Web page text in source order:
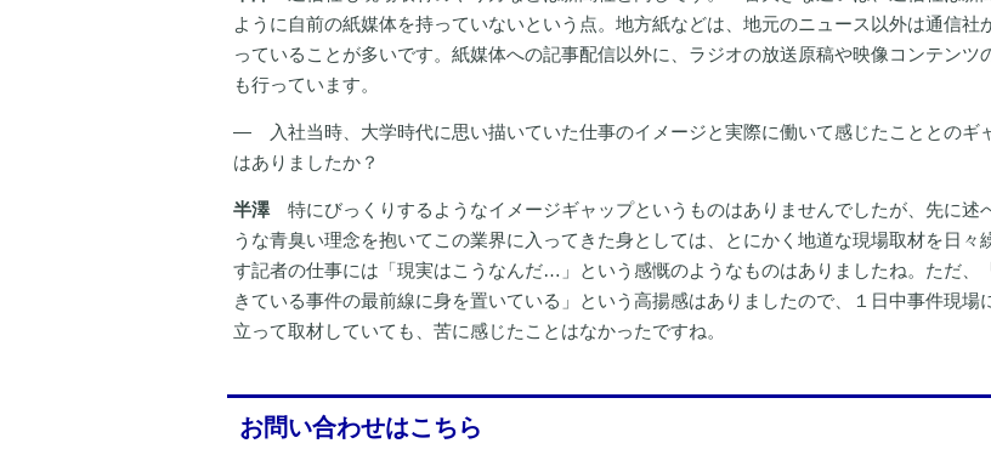
ように自前の紙媒体を持っていないという点。地方紙などは、地元のニュース以外は通信社
っていることが多いです。紙媒体への記事配信以外に、ラジオの放送原稿や映像コンテンツ
も行っています。
― 入社当時、大学時代に思い描いていた仕事のイメージと実際に働いて感じたこととのギ
はありましたか？
半澤特にびっくりするようなイメージギャップというものはありませんでしたが、先に述
うな青臭い理念を抱いてこの業界に入ってきた身としては、とにかく地道な現場取材を日々
す記者の仕事には「現実はこうなんだ…」という感慨のようなものはありましたね。ただ、
きている事件の最前線に身を置いている」という高揚感はありましたので、１日中事件現場
立って取材していても、苦に感じたことはなかったですね。
お問い合わせはこちら